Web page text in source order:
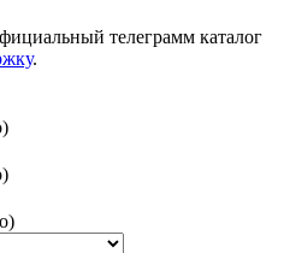
телеграмм каталог
.